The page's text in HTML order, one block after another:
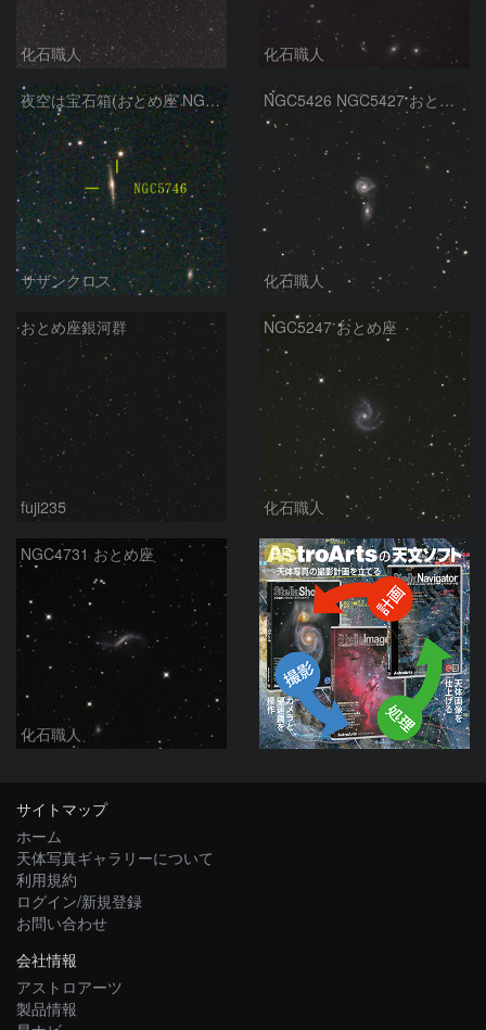
化石職人 化石職人
夜空は宝石箱(おとめ座 NGC5746) Seestar50
サザンクロス
NGC5426 NGC5427 おとめ座
化石職人
おとめ座銀河群
fuji235
NGC5247 おとめ座
化石職人
NGC4731 おとめ座
化石職人
PR
サイトマップ
ホーム
天体写真ギャラリーについて
利用規約
ログイン/新規登録
お問い合わせ
会社情報
アストロアーツ
製品情報